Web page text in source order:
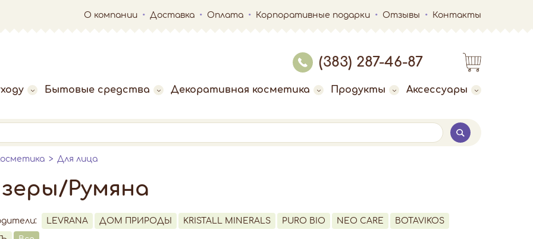
О компании Доставка Оплата Корпоративные подарки Отзывы Контакты
(383) 287-46-87
Бытовые средства Декоративная косметика Продукты Аксессуары
Для лица
Румяна
LEVRANA ДОМ ПРИРОДЫ KRISTALL MINERALS PURO BIO NEO CARE BOTAVIKOS